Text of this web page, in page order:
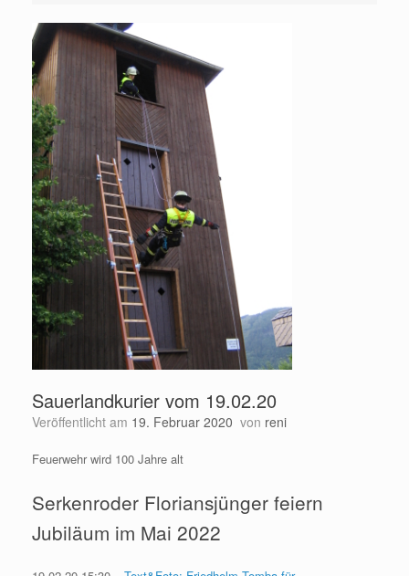
Sauerlandkurier vom 19.02.20
Veröffentlicht am 19. Februar 2020 von reni
Feuerwehr wird 100 Jahre alt
Serkenroder Floriansjünger feiern
Jubiläum im Mai 2022